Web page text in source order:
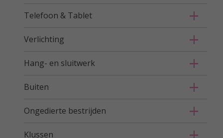
Telefoon & Tablet
Verlichting
Hang- en sluitwerk
Buiten
Ongedierte bestrijden
Klussen